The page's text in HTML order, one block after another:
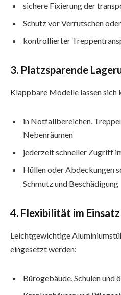
sichere Fixierung der
Schutz vor Verrutschen
kontrollierter
3. Platzsparende
Klappbare Modelle lassen sich
in Notfallbereichen,
Nebenräumen
jederzeit schneller Zugriff
Hüllen oder Abdeckungen
Schmutz und Beschädigung
4. Flexibilität im Einsatz
Leichtgewichtige
eingesetzt werden:
Bürogebäude, Schulen und